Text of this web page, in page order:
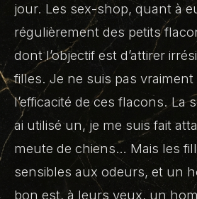
jour. Les sex-shop, quant à
régulièrement des petits
dont l’objectif est d’attirer
filles. Je ne suis pas
l’efficacité de ces flacons. La
ai utilisé un, je me suis fait
meute de chiens… Mais les
sensibles aux odeurs, et un
bon est, à leurs yeux, un